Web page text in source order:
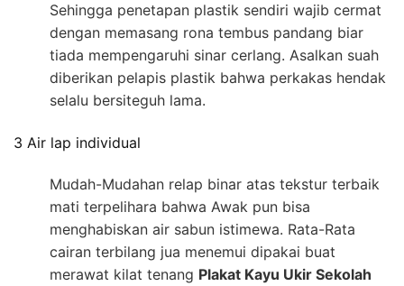
Sehingga penetapan plastik sendiri wajib cermat
dengan memasang rona tembus pandang biar
tiada mempengaruhi sinar cerlang. Asalkan suah
diberikan pelapis plastik bahwa perkakas hendak
selalu bersiteguh lama.
3 Air lap individual
Mudah-Mudahan relap binar atas tekstur terbaik
mati terpelihara bahwa Awak pun bisa
menghabiskan air sabun istimewa. Rata-Rata
cairan terbilang jua menemui dipakai buat
merawat kilat tenang Plakat Kayu Ukir Sekolah